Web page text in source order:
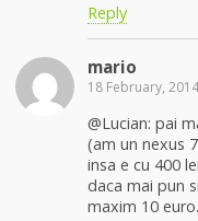
Reply
mario
18 February, 2014
@Lucian: pai
(am un nexus
insa e cu 400
daca mai pun
maxim 10